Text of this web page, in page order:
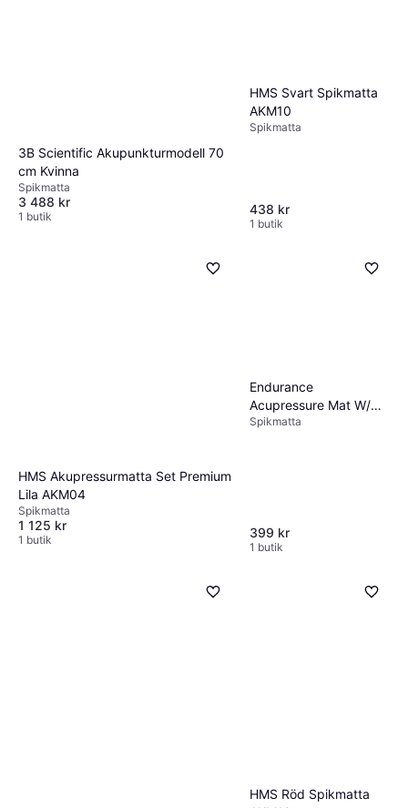
3B Scientific Akupunkturmodell 70
cm Kvinna
Spikmatta
3 488 kr
1 butik
HMS Svart Spikmatta
AKM10
Spikmatta
438 kr
1 butik
HMS Akupressurmatta Set Premium
Lila AKM04
Spikmatta
1 125 kr
1 butik
Endurance
Acupressure Mat W/
Pillow Black ONESIZE
Spikmatta
399 kr
1 butik
HMS Röd Spikmatta